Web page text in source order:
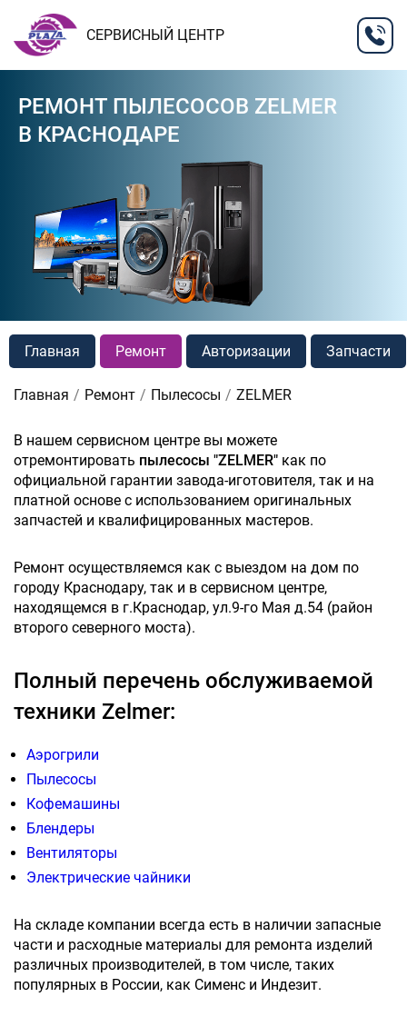
СЕРВИСНЫЙ ЦЕНТР
РЕМОНТ ПЫЛЕСОСОВ ZELMER
В КРАСНОДАРЕ
Главная Ремонт Авторизации Запчасти
Главная Ремонт Пылесосы ZELMER
В нашем сервисном центре вы можете
отремонтировать пылесосы "ZELMER" как по
официальной гарантии завода-иготовителя, так и на
платной основе с использованием оригинальных
запчастей и квалифицированных мастеров.
Ремонт осуществляемся как с выездом на дом по
городу Краснодару, так и в сервисном центре,
находящемся в г.Краснодар, ул.9-го Мая д.54 (район
второго северного моста).
Полный перечень обслуживаемой
техники Zelmer:
Аэрогрили
Пылесосы
Кофемашины
Блендеры
Вентиляторы
Электрические чайники
На складе компании всегда есть в наличии запасные
части и расходные материалы для ремонта изделий
различных производителей, в том числе, таких
популярных в России, как Сименс и Индезит.